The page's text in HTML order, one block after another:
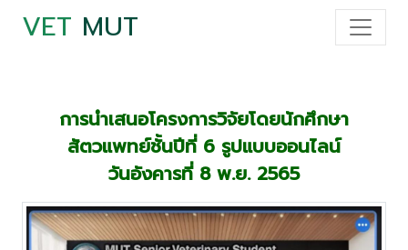
VET MUT
การนำเสนอโครงการวิจัยโดยนักศึกษา
สัตวแพทย์ชั้นปีที่ 6 รูปแบบออนไลน์
วันอังคารที่ 8 พ.ย. 2565